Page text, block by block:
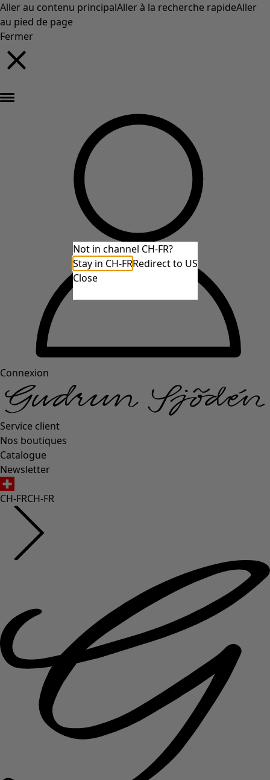
Aller au contenu principalAller à la recherche rapideAller
au pied de page
Fermer
Connexion
Service client
Nos boutiques
Catalogue
Newsletter
CH-FRCH-FR
Not in channel CH-FR?
Stay in CH-FRRedirect to US
Close